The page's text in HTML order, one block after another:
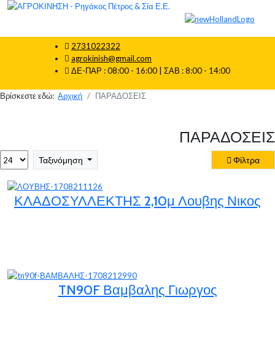
2731022322
agrokinish@gmail.com
ΔΕ-ΠΑΡ : 08:00 - 16:00 | ΣΑΒ : 8:00 - 14:00
Βρίσκεστε εδώ: Αρχική ΠΑΡΑΔΟΣΕΙΣ
ΠΑΡΑΔΟΣΕΙΣ
Φίλτρα
Ταξινόμηση
ΚΛΑΔΟΣΥΛΛΕΚΤΗΣ 2,10μ Λουβης Νικος
TN90F Βαμβαλης Γιωργος